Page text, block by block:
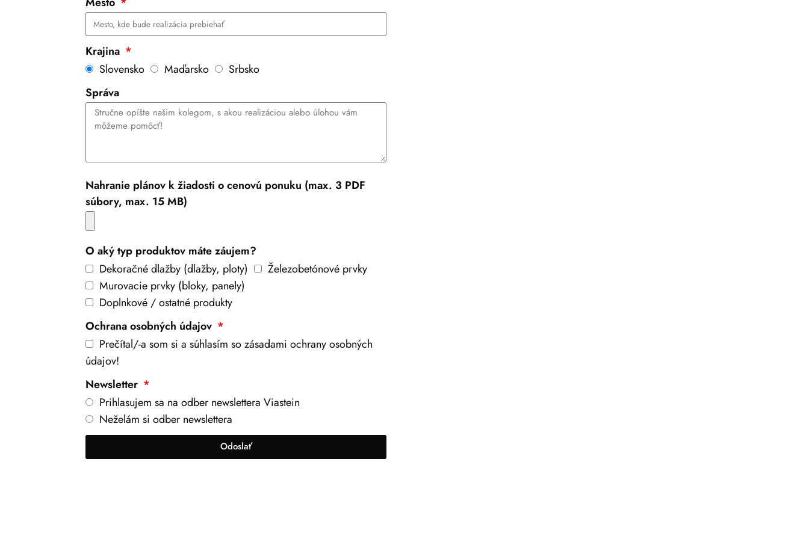
Krajina
Slovensko
Maďarsko
Srbsko
Správa
Nahranie plánov k žiadosti o cenovú ponuku (max. 3 PDF
súbory, max. 15 MB)
O aký typ produktov máte záujem?
Dekoračné dlažby (dlažby, ploty)
Železobetónové prvky
Murovacie prvky (bloky, panely)
Doplnkové / ostatné produkty
Ochrana osobných údajov
Prečítal/-a som si a súhlasím so zásadami ochrany osobných
údajov!
Newsletter
Prihlasujem sa na odber newslettera Viastein
Neželám si odber newslettera
Odoslať